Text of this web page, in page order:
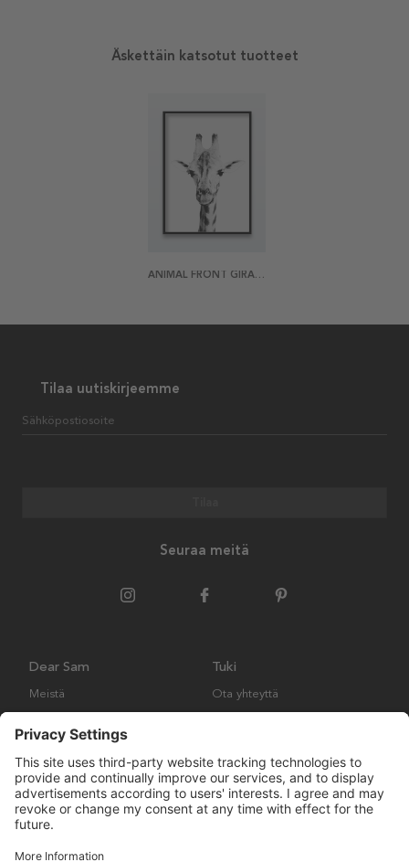
Äskettäin katsotut tuotteet
ANIMAL FRONT GIRAFFE JULISTE
Tilaa uutiskirjeemme
Sähköpostiosoite
Seuraa meitä
Dear Sam
Meistä
Tuki
Ota yhteyttä
Palautukset ja vaatimukset